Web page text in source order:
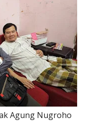
Agung Nugroho